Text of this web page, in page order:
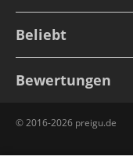
Beliebt
Bewertungen
© 2016-2026 preigu.de